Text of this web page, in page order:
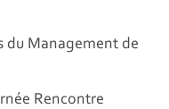
du Management de
Rencontre